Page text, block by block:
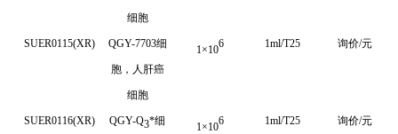
细胞
SUER0115(XR) QGY-7703细
胞，人肝癌
细胞
1 ×106 1ml/T25 询价/元
SUER0116(XR) QGY-Q3*细 1 ×106 1ml/T25 询价/元